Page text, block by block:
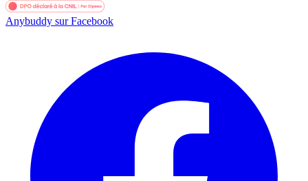
Anybuddy sur Facebook